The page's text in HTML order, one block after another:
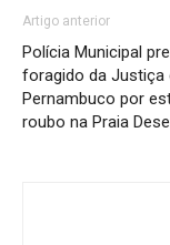
Artigo anterior
Polícia Municipal
foragido da Justiça
Pernambuco por
roubo na Praia